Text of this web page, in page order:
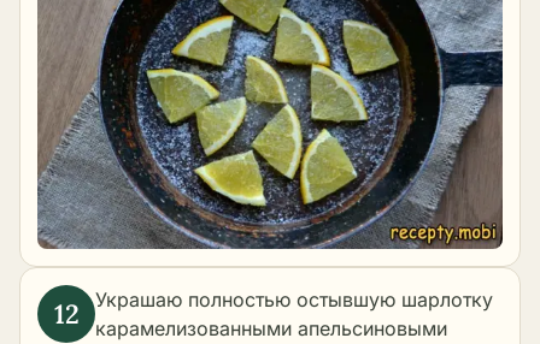
Украшаю полностью остывшую шарлотку
карамелизованными апельсиновыми